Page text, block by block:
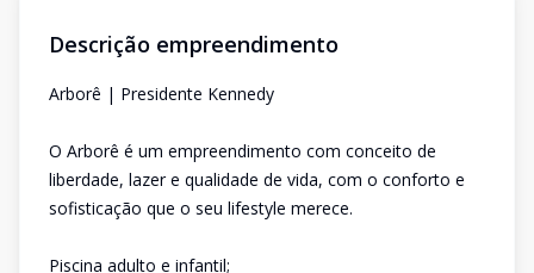
Descrição empreendimento
Arborê | Presidente Kennedy
O Arborê é um empreendimento com conceito de
liberdade, lazer e qualidade de vida, com o conforto e
sofisticação que o seu lifestyle merece.
Piscina adulto e infantil;